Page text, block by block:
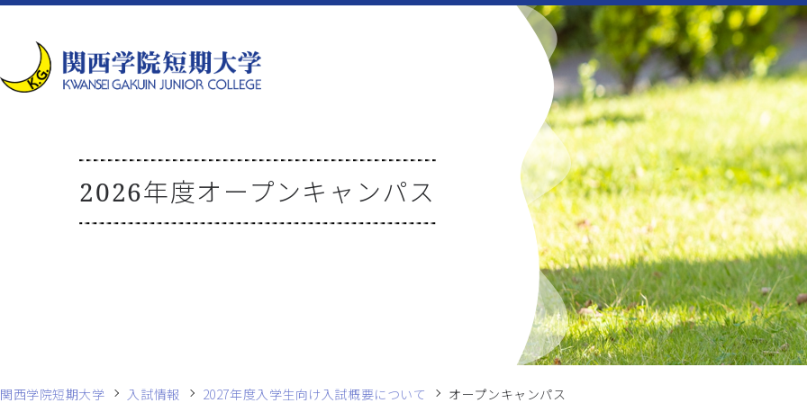
2026年度オープンキャンパス
関西学院短期大学 入試情報 2027年度入学生向け入試概要について オープンキャンパス